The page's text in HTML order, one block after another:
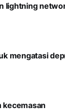
lightning
mengatasi
kecemasan